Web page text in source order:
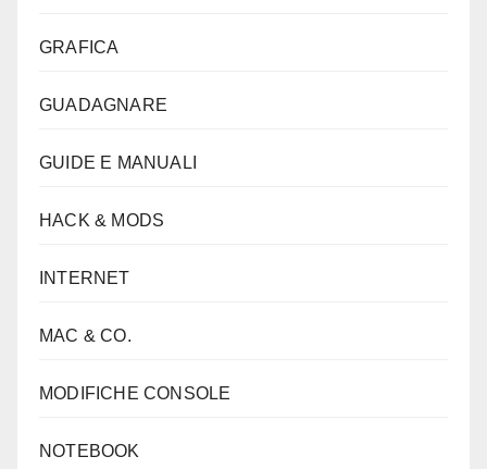
GRAFICA
GUADAGNARE
GUIDE E MANUALI
HACK & MODS
INTERNET
MAC & CO.
MODIFICHE CONSOLE
NOTEBOOK